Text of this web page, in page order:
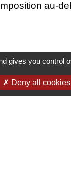
au-
gives you control
Deny all cookies